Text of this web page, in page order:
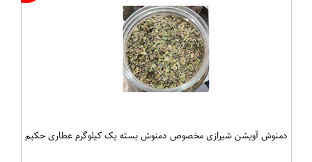
دمنوش آویشن شیرازی مخصوص دمنوش بسته یک کیلوگرم عطاری حکیم